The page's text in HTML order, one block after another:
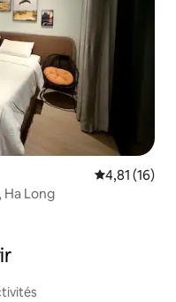
Évaluation
4,81 (16)
Ha Long